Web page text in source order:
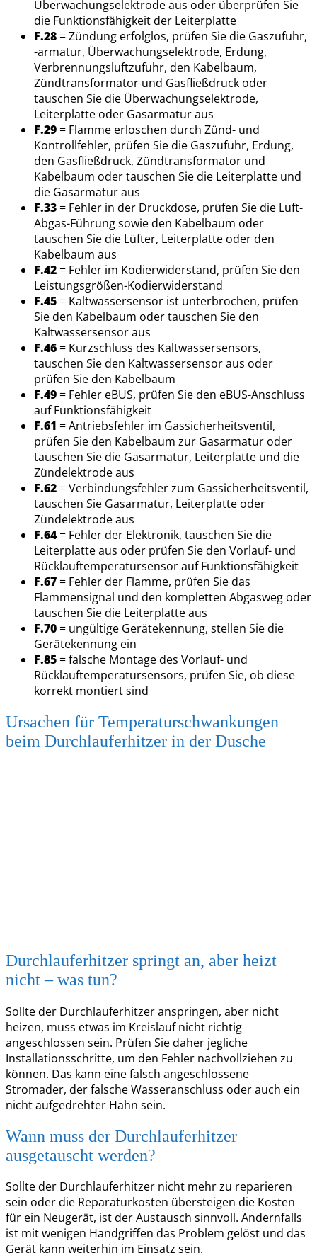
Überwachungselektrode aus oder überprüfen Sie
die Funktionsfähigkeit der Leiterplatte
F.28= Zündung erfolglos, prüfen Sie die Gaszufuhr,
-armatur, Überwachungselektrode, Erdung,
Verbrennungsluftzufuhr, den Kabelbaum,
Zündtransformator und Gasfließdruck oder
tauschen Sie die Überwachungselektrode,
Leiterplatte oder Gasarmatur aus
F.29= Flamme erloschen durch Zünd- und
Kontrollfehler, prüfen Sie die Gaszufuhr, Erdung,
den Gasfließdruck, Zündtransformator und
Kabelbaum oder tauschen Sie die Leiterplatte und
die Gasarmatur aus
F.33= Fehler in der Druckdose, prüfen Sie die Luft-
Abgas-Führung sowie den Kabelbaum oder
tauschen Sie die Lüfter, Leiterplatte oder den
Kabelbaum aus
F.42= Fehler im Kodierwiderstand, prüfen Sie den
Leistungsgrößen-Kodierwiderstand
F.45= Kaltwassersensor ist unterbrochen, prüfen
Sie den Kabelbaum oder tauschen Sie den
Kaltwassersensor aus
F.46= Kurzschluss des Kaltwassersensors,
tauschen Sie den Kaltwassersensor aus oder
prüfen Sie den Kabelbaum
F.49= Fehler eBUS, prüfen Sie den eBUS-Anschluss
auf Funktionsfähigkeit
F.61 = Antriebsfehler im Gassicherheitsventil,
prüfen Sie den Kabelbaum zur Gasarmatur oder
tauschen Sie die Gasarmatur, Leiterplatte und die
Zündelektrode aus
F.62= Verbindungsfehler zum Gassicherheitsventil,
tauschen Sie Gasarmatur, Leiterplatte oder
Zündelektrode aus
F.64= Fehler der Elektronik, tauschen Sie die
Leiterplatte aus oder prüfen Sie den Vorlauf- und
Rücklauftemperatursensor auf Funktionsfähigkeit
F.67= Fehler der Flamme, prüfen Sie das
Flammensignal und den kompletten Abgasweg oder
tauschen Sie die Leiterplatte aus
F.70= ungültige Gerätekennung, stellen Sie die
Gerätekennung ein
F.85= falsche Montage des Vorlauf- und
Rücklauftemperatursensors, prüfen Sie, ob diese
korrekt montiert sind
Ursachen für Temperaturschwankungen
beim Durchlauferhitzer in der Dusche
Durchlauferhitzer springt an, aber heizt
nicht – was tun?
Sollte der Durchlauferhitzer anspringen, aber nicht
heizen, muss etwas im Kreislauf nicht richtig
angeschlossen sein. Prüfen Sie daher jegliche
Installationsschritte, um den Fehler nachvollziehen zu
können. Das kann eine falsch angeschlossene
Stromader, der falsche Wasseranschluss oder auch ein
nicht aufgedrehter Hahn sein.
Wann muss der Durchlauferhitzer
ausgetauscht werden?
Sollte der Durchlauferhitzer nicht mehr zu reparieren
sein oder die Reparaturkosten übersteigen die Kosten
für ein Neugerät, ist der Austausch sinnvoll. Andernfalls
ist mit wenigen Handgriffen das Problem gelöst und das
Gerät kann weiterhin im Einsatz sein.